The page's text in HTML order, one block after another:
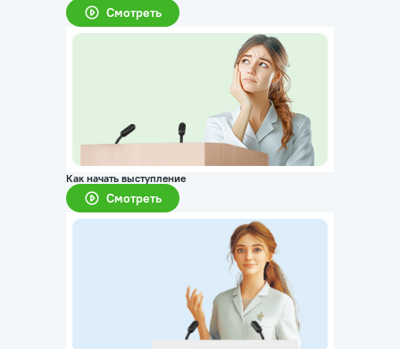
Смотреть
Как начать выступление
Смотреть